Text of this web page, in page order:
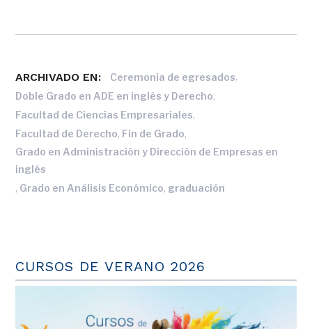
ARCHIVADO EN: Ceremonia de egresados,
Doble Grado en ADE en inglés y Derecho,
Facultad de Ciencias Empresariales,
Facultad de Derecho, Fin de Grado,
Grado en Administración y Dirección de Empresas en
inglés
, Grado en Análisis Económico, graduación
CURSOS DE VERANO 2026